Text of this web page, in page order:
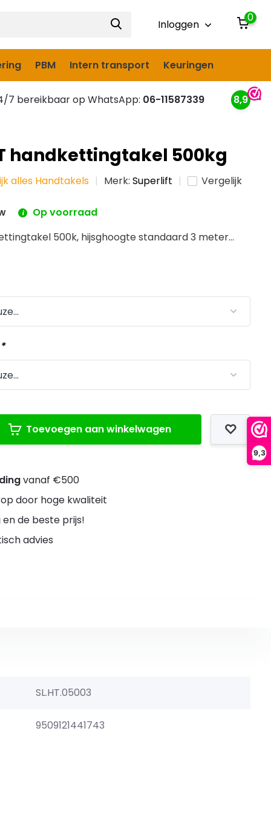
9,3
Inloggen
0
PBM Intern transport Keuringen
7 bereikbaar op WhatsApp: 06-11587339
8,9
handkettingtakel 500kg
alles Handtakels Merk:Superlift Vergelijk
Op voorraad
500k, hijsghoogte standaard 3 meter...
*
Toevoegen aan winkelwagen
vanaf €500
door hoge kwaliteit
de beste prijs!
advies
SL.HT.05003
9509121441743